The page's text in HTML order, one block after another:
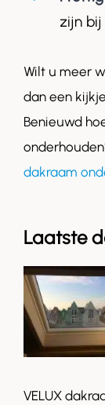
zijn
Wilt u meer
dan een
Benieuwd
dakraam
Laatste
VELUX